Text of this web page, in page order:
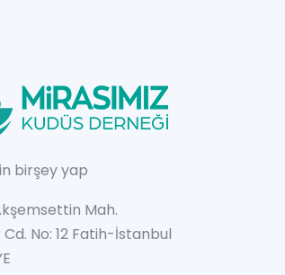
birşey yap
Mah.
Cd. No: 12 Fatih-İstanbul